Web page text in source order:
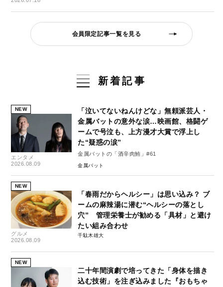
会員限定記事一覧を見る
新着記事
NEW
エンタメ
2026.08.09
「泣いてないねんけどな」無頼派芸人・
金属バットの意外な涙…映画館、格闘ゲ
ームで号泣も、上方漫才大賞で浮上し
た“疑惑の涙”
金属バットの「酒辛肉鮪」#61
金属バット
NEW
グルメ
2026.08.09
「春雨だからヘルシー」は思い込み？ ブ
ームの麻辣湯に潜む“ヘルシーの落とし
穴” 管理栄養士が勧める「具材」と避け
たい組み合わせ
千駄木雄大
NEW
二十年間演劇で培ってきた「身体を描き
込む技術」を注ぎ込みました『おもちゃ